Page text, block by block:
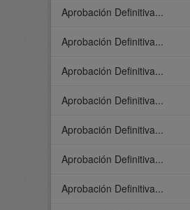
Aprobación Definitiva...
Aprobación Definitiva...
Aprobación Definitiva...
Aprobación Definitiva...
Aprobación Definitiva...
Aprobación Definitiva...
Aprobación Definitiva...